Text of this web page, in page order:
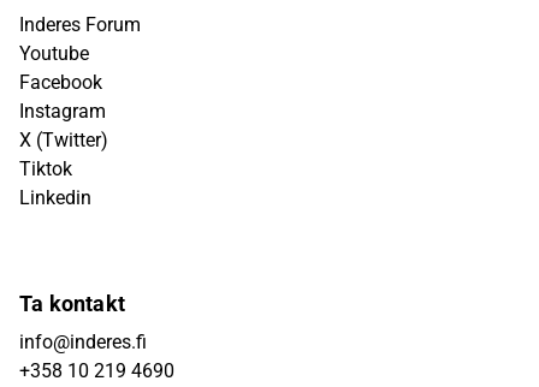
Inderes Forum
Youtube
Facebook
Instagram
X (Twitter)
Tiktok
Linkedin
Ta kontakt
info@inderes.fi
+358 10 219 4690